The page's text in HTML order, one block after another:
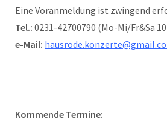
Eine Voranmeldung ist zwingend
Tel.: 0231-42700790 (Mo-Mi/Fr&Sa
e-Mail:
Kommende Termine: